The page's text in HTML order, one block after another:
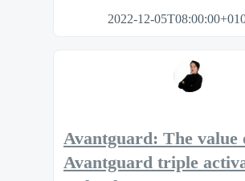
2022-12-
Avantguard: The value
Avantguard triple